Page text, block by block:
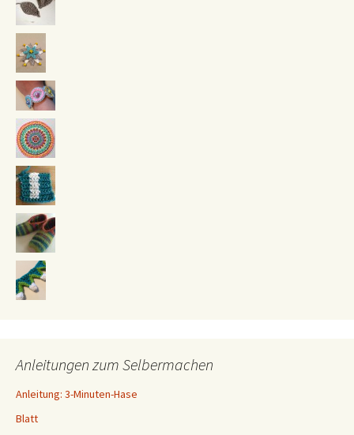
Anleitungen zum Selbermachen
Anleitung: 3-Minuten-Hase
Blatt